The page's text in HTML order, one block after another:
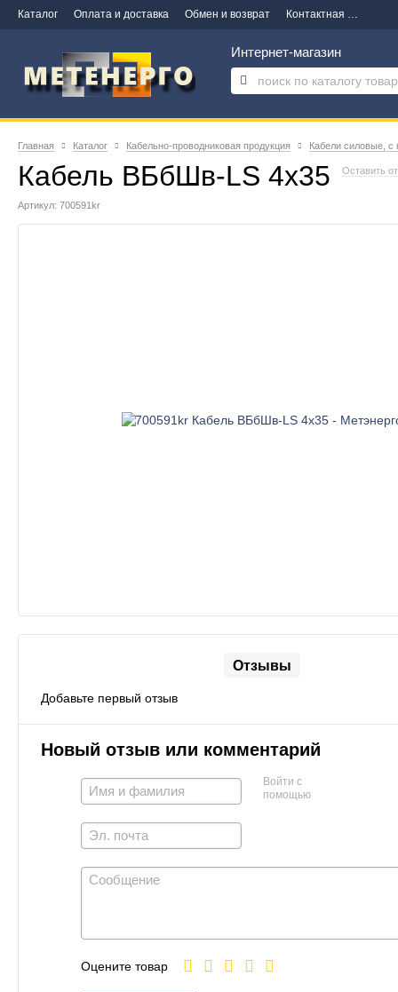
Каталог Оплата и доставка Обмен и возврат Контактная информация
Интернет-магазин
Главная Каталог Кабельно-проводниковая продукция Кабели силовые, с
Кабель ВБбШв-LS 4х35 Оставить
Артикул: 700591kr
Отзывы
Добавьте первый отзыв
Новый отзыв или комментарий
Войти с
помощью
Оцените товар